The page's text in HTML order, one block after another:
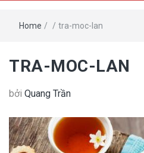
Home / / tra-moc-lan
TRA-MOC-LAN
bởi Quang Trần